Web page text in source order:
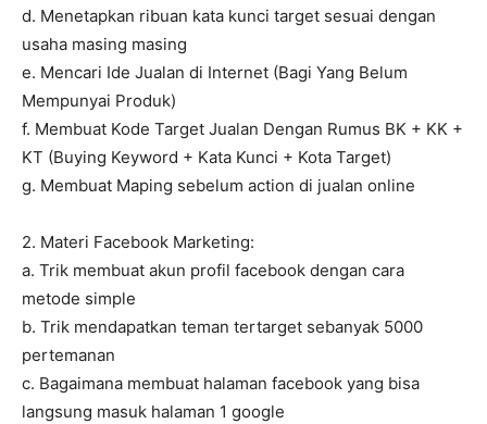
d. Menetapkan ribuan kata kunci target sesuai dengan
usaha masing masing
e. Mencari Ide Jualan di Internet (Bagi Yang Belum
Mempunyai Produk)
f. Membuat Kode Target Jualan Dengan Rumus BK + KK +
KT (Buying Keyword + Kata Kunci + Kota Target)
g. Membuat Maping sebelum action di jualan online
2. Materi Facebook Marketing:
a. Trik membuat akun profil facebook dengan cara
metode simple
b. Trik mendapatkan teman tertarget sebanyak 5000
pertemanan
c. Bagaimana membuat halaman facebook yang bisa
langsung masuk halaman 1 google